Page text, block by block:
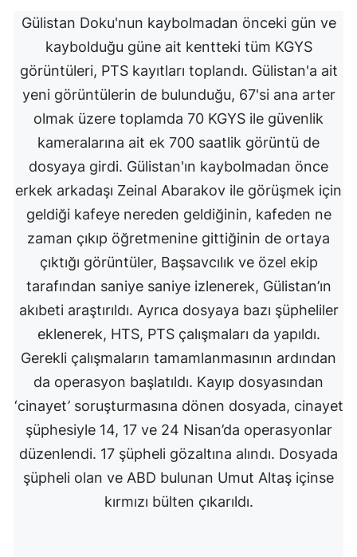
Gülistan Doku'nun kaybolmadan önceki gün ve
kaybolduğu güne ait kentteki tüm KGYS
görüntüleri, PTS kayıtları toplandı. Gülistan'a ait
yeni görüntülerin de bulunduğu, 67'si ana arter
olmak üzere toplamda 70 KGYS ile güvenlik
kameralarına ait ek 700 saatlik görüntü de
dosyaya girdi. Gülistan'ın kaybolmadan önce
erkek arkadaşı Zeinal Abarakov ile görüşmek için
geldiği kafeye nereden geldiğinin, kafeden ne
zaman çıkıp öğretmenine gittiğinin de ortaya
çıktığı görüntüler, Başsavcılık ve özel ekip
tarafından saniye saniye izlenerek, Gülistan’ın
akıbeti araştırıldı. Ayrıca dosyaya bazı şüpheliler
eklenerek, HTS, PTS çalışmaları da yapıldı.
Gerekli çalışmaların tamamlanmasının ardından
da operasyon başlatıldı. Kayıp dosyasından
‘cinayet’ soruşturmasına dönen dosyada, cinayet
şüphesiyle 14, 17 ve 24 Nisan’da operasyonlar
düzenlendi. 17 şüpheli gözaltına alındı. Dosyada
şüpheli olan ve ABD bulunan Umut Altaş içinse
kırmızı bülten çıkarıldı.